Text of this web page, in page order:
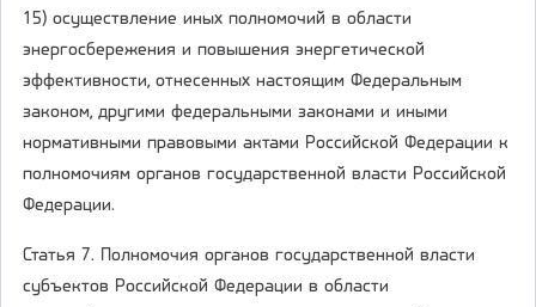
15) осуществление иных полномочий в области
энергосбережения и повышения энергетической
эффективности, отнесенных настоящим Федеральным
законом, другими федеральными законами и иными
нормативными правовыми актами Российской Федерации к
полномочиям органов государственной власти Российской
Федерации.
Статья 7. Полномочия органов государственной власти
субъектов Российской Федерации в области